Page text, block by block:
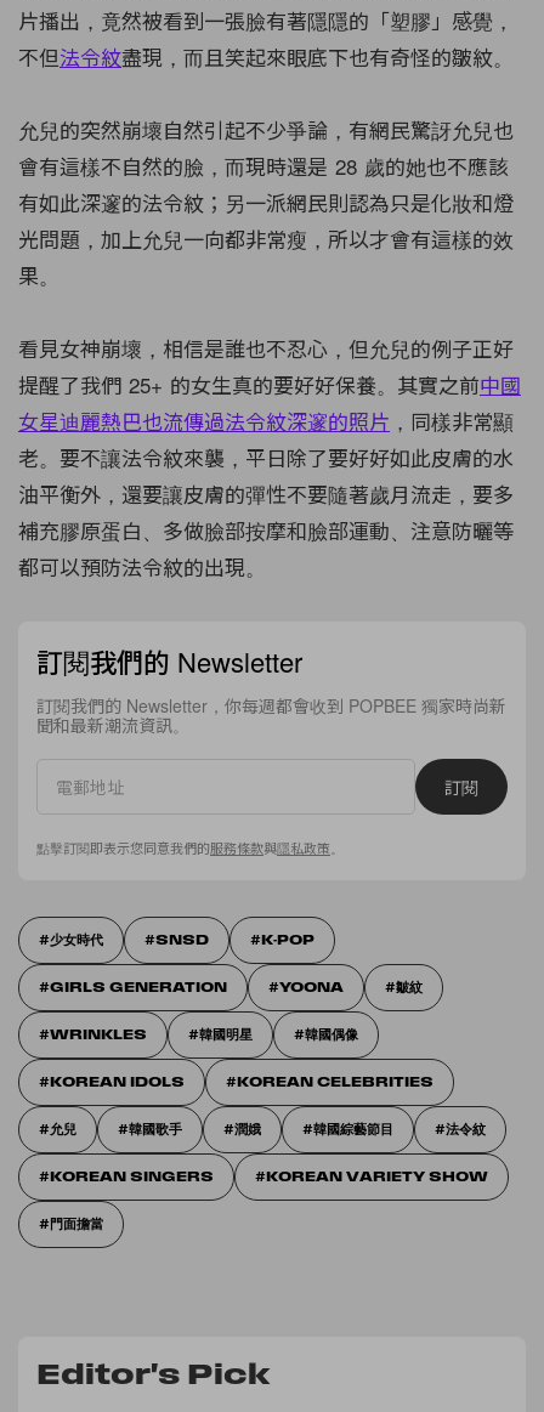
片播出，竟然被看到一張臉有著隱隱的「塑膠」感覺，
不但法令紋盡現，而且笑起來眼底下也有奇怪的皺紋。
允兒的突然崩壞自然引起不少爭論，有網民驚訝允兒也
會有這樣不自然的臉，而現時還是 28 歲的她也不應該
有如此深邃的法令紋；另一派網民則認為只是化妝和燈
光問題，加上允兒一向都非常瘦，所以才會有這樣的效
果。
看見女神崩壞，相信是誰也不忍心，但允兒的例子正好
提醒了我們 25+ 的女生真的要好好保養。其實之前中國
女星迪麗熱巴也流傳過法令紋深邃的照片 ，同樣非常顯
老。要不讓法令紋來襲，平日除了要好好如此皮膚的水
油平衡外，還要讓皮膚的彈性不要隨著歲月流走，要多
補充膠原蛋白、多做臉部按摩和臉部運動、注意防曬等
都可以預防法令紋的出現。
訂閱我們的 Newsletter
訂閱我們的 Newsletter，你每週都會收到 POPBEE 獨家時尚新
聞和最新潮流資訊。
訂閱
點擊訂閱即表示您同意我們的服務條款與隱私政策
少女時代 SNSD K-POP
GIRLS GENERATION YOONA 皺紋
WRINKLES 韓國明星 韓國偶像
KOREAN IDOLS KOREAN CELEBRITIES
允兒 韓國歌手 潤娥 韓國綜藝節目 法令紋
KOREAN SINGERS KOREAN VARIETY SHOW
門面擔當
Editor's Pick